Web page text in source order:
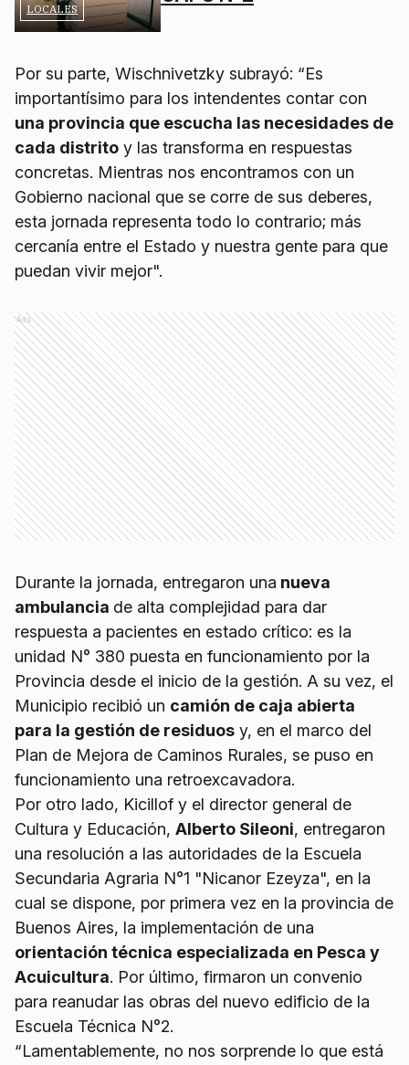
LOCALES
Por su parte, Wischnivetzky subrayó: “Es
importantísimo para los intendentes contar con
una provincia que escucha las necesidades de
cada distrito y las transforma en respuestas
concretas. Mientras nos encontramos con un
Gobierno nacional que se corre de sus deberes,
esta jornada representa todo lo contrario; más
cercanía entre el Estado y nuestra gente para que
puedan vivir mejor".
Ads
Durante la jornada, entregaron una nueva
ambulancia de alta complejidad para dar
respuesta a pacientes en estado crítico: es la
unidad N° 380 puesta en funcionamiento por la
Provincia desde el inicio de la gestión. A su vez, el
Municipio recibió un camión de caja abierta
para la gestión de residuos y, en el marco del
Plan de Mejora de Caminos Rurales, se puso en
funcionamiento una retroexcavadora.
Por otro lado, Kicillof y el director general de
Cultura y Educación, Alberto Sileoni, entregaron
una resolución a las autoridades de la Escuela
Secundaria Agraria N°1 "Nicanor Ezeyza", en la
cual se dispone, por primera vez en la provincia de
Buenos Aires, la implementación de una
orientación técnica especializada en Pesca y
Acuicultura. Por último, firmaron un convenio
para reanudar las obras del nuevo edificio de la
Escuela Técnica N°2.
“Lamentablemente, no nos sorprende lo que está